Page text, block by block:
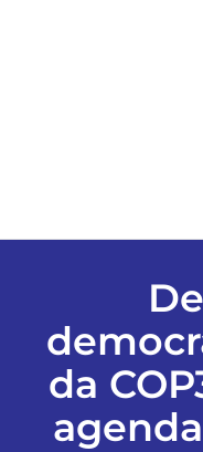
FALE CONOSCO
EDIÇÕES EM PDF
da